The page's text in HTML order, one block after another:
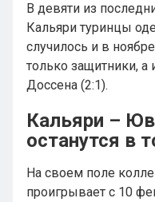
В девяти из
Кальяри туринцы
случилось и в
только защитники,
Доссена (2:1).
Кальяри –
останутся в
На своем поле
проигрывает с 10